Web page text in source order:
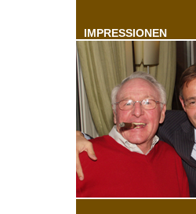
IMPRESSIONEN